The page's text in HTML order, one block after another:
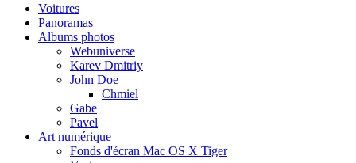
Voitures
Panoramas
Albums photos
Webuniverse
Karev Dmitriy
John Doe
Chmiel
Gabe
Pavel
Art numérique
Fonds d'écran Mac OS X Tiger